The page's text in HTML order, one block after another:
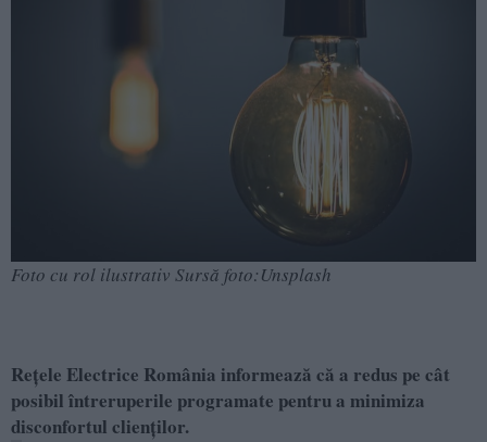
Foto cu rol ilustrativ Sursă foto:Unsplash
Rețele Electrice România informează că a redus pe cât
posibil întreruperile programate pentru a minimiza
disconfortul clienților.